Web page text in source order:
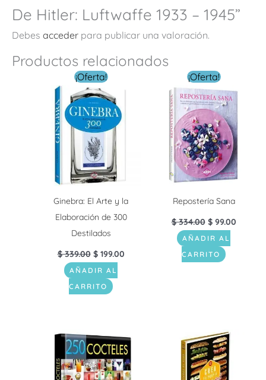
De Hitler: Luftwaffe 1933 – 1945”
Debes acceder para publicar una valoración.
Productos relacionados
¡Oferta!
Ginebra: El Arte y la
Elaboración de 300
Destilados
$339.00
El
precio
original
era:
$ 339.00.
$199.00
AÑADIR AL
CARRITO
¡Oferta!
Repostería Sana
$334.00
El
precio
original
era:
$ 334.00.
$99.00
actual
AÑADIR AL
CARRITO